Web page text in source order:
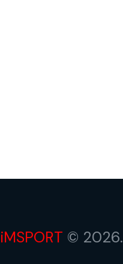
iMSPORT © 2026.